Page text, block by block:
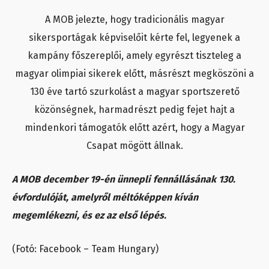
A MOB jelezte, hogy tradicionális magyar
sikersportágak képviselőit kérte fel, legyenek a
kampány főszereplői, amely egyrészt tiszteleg a
magyar olimpiai sikerek előtt, másrészt megköszöni a
130 éve tartó szurkolást a magyar sportszerető
közönségnek, harmadrészt pedig fejet hajt a
mindenkori támogatók előtt azért, hogy a Magyar
Csapat mögött állnak.
A MOB december 19-én ünnepli fennállásának 130.
évfordulóját, amelyről méltóképpen kíván
megemlékezni, és ez az első lépés.
(Fotó: Facebook – Team Hungary)